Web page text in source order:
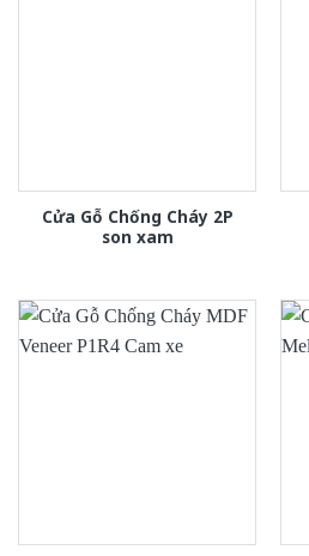
Cửa Gỗ Chống Cháy 2P
son xam